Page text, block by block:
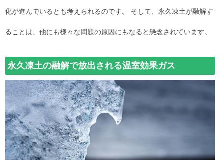
化が進んでいるとも考えられるのです。 そして、永久凍土が融解す
ることは、他にも様々な問題の原因にもなると懸念されています。
永久凍土の融解で放出される温室効果ガス